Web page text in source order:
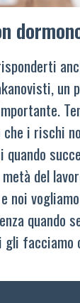
un
i rischi
del
noi
quando
gli facciamo